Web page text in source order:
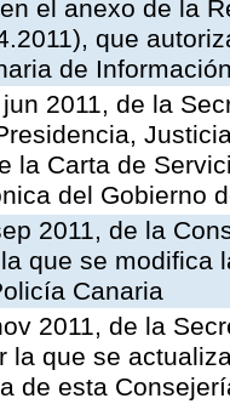
el anexo de la
que
de
2011, de la
la Carta de
del Gobierno
2011, de la
que se modifica
Canaria
2011, de la
la que se
de esta